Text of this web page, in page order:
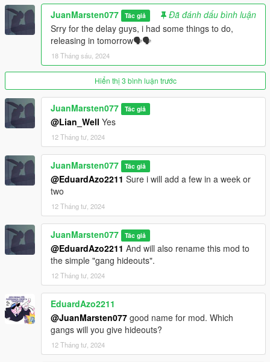
JuanMarsten077 Tác giả
Đã đánh dấu bình luận
Srry for the delay guys, i had some things to do,
releasing in tomorrow🗣️🗣️
18 Tháng sáu, 2024
Hiển thị 3 bình luận trước
JuanMarsten077 Tác giả
@Lian_Well Yes
12 Tháng tư, 2024
JuanMarsten077 Tác giả
@EduardAzo2211 Sure i will add a few in a week or
two
12 Tháng tư, 2024
JuanMarsten077 Tác giả
@EduardAzo2211 And will also rename this mod to
the simple "gang hideouts".
12 Tháng tư, 2024
EduardAzo2211
@JuanMarsten077 good name for mod. Which
gangs will you give hideouts?
12 Tháng tư, 2024